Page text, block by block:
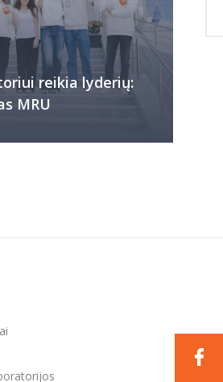
reikia lyderių:
MRU